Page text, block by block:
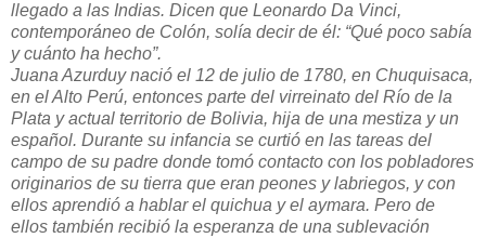
llegado a las Indias. Dicen que Leonardo Da Vinci,
contemporáneo de Colón, solía decir de él: “Qué poco sabía
y cuánto ha hecho”.
Juana Azurduy nació el 12 de julio de 1780, en Chuquisaca,
en el Alto Perú, entonces parte del virreinato del Río de la
Plata y actual territorio de Bolivia, hija de una mestiza y un
español. Durante su infancia se curtió en las tareas del
campo de su padre donde tomó contacto con los pobladores
originarios de su tierra que eran peones y labriegos, y con
ellos aprendió a hablar el quichua y el aymara. Pero de
ellos también recibió la esperanza de una sublevación